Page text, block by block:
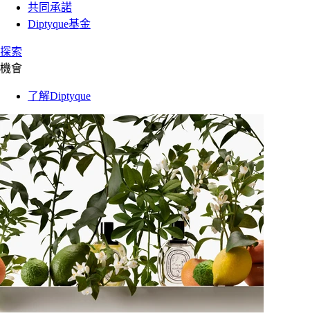
共同承諾
Diptyque基金
探索
機會
了解Diptyque